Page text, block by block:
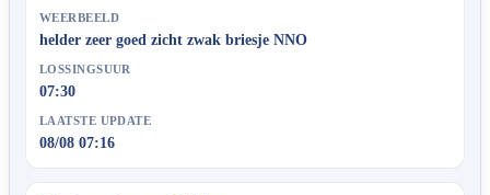
WEERBEELD
helder zeer goed zicht zwak briesje NNO
LOSSINGSUUR
07:30
LAATSTE UPDATE
08/08 07:16